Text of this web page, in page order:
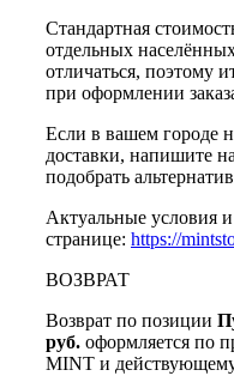
Стандартная
отдельных
отличаться, поэтому
при оформлении
Если в вашем городе
доставки, напишите на
подобрать
Актуальные условия
странице: https://
ВОЗВРАТ
Возврат по позиции
руб. оформляется по
MINT и